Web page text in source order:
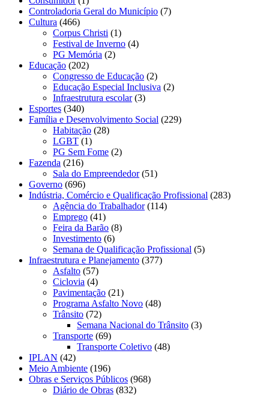
Controladoria Geral do Município (7)
Cultura (466)
Corpus Christi (1)
Festival de Inverno (4)
PG Memória (2)
Educação (202)
Congresso de Educação (2)
Educação Especial Inclusiva (2)
Infraestrutura escolar(3)
Esportes (340)
Família e Desenvolvimento Social (229)
Habitação (28)
LGBT (1)
PG Sem Fome (2)
Fazenda (216)
Sala do Empreendedor(51)
Governo (696)
Indústria, Comércio e Qualificação Profissional (283)
Agência do Trabalhador(114)
Emprego (41)
Feira da Barão (8)
Investimento (6)
Semana de Qualificação Profissional (5)
Infraestrutura e Planejamento (377)
Asfalto (57)
Ciclovia (4)
Pavimentação (21)
Programa Asfalto Novo (48)
Trânsito (72)
Semana Nacional do Trânsito (3)
Transporte (69)
Transporte Coletivo (48)
IPLAN (42)
Meio Ambiente (196)
Obras e Serviços Públicos (968)
Diário de Obras (832)